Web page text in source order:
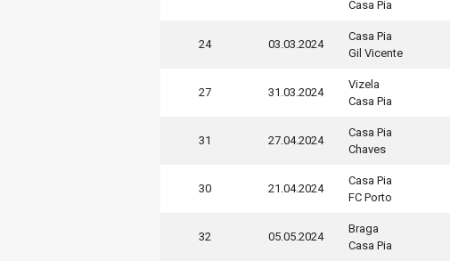
Casa Pia
24 03.03.2024
Casa Pia
Gil Vicente
27 31.03.2024
Vizela
Casa Pia
31 27.04.2024
Casa Pia
Chaves
30 21.04.2024
Casa Pia
FC Porto
32 05.05.2024
Braga
Casa Pia